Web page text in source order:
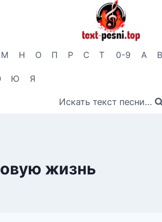
М Н О П Р С Т
Ю Я
0-9 A B
Искать текст песни...
жизнь